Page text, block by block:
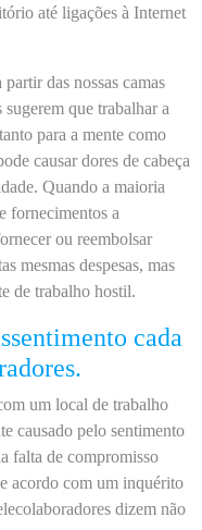
até ligações à Internet
das nossas camas
que trabalhar a
para a mente como
causar dores de cabeça
Quando a maioria
fornecimentos a
ou reembolsar
mesmas despesas, mas
de trabalho hostil.
cada
um local de trabalho
causado pelo sentimento
falta de compromisso
acordo com um inquérito
dizem não